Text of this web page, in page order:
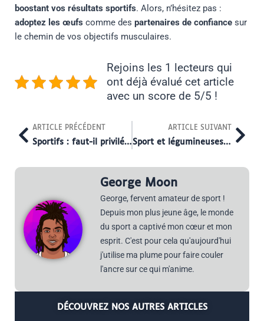
boostant vos résultats sportifs. Alors, n’hésitez pas :
adoptez les œufs comme des partenaires de confiancesur
le chemin de vos objectifs musculaires.
Rejoins les 1 lecteurs qui
ont déjà évalué cet article
avec un score de 5/5 !
ARTICLE PRÉCÉDENT
Sportifs : faut-il privilégier les protéines végétales ou animales ?
ARTICLE SUIVANT
Sport et légumineuses : bienfaits nutritionnels et conseils de consommation
George Moon
George, fervent amateur de sport !
Depuis mon plus jeune âge, le monde
du sport a captivé mon cœur et mon
esprit. C'est pour cela qu'aujourd'hui
j'utilise ma plume pour faire couler
l'ancre sur ce qui m'anime.
DÉCOUVREZ NOS AUTRES ARTICLES